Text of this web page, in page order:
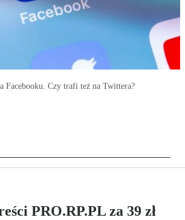
Facebooku. Czy trafi też na Twittera?
PRO.RP.PL za 39 zł